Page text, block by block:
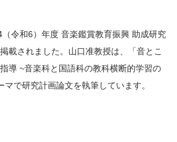
令和6）年度 音楽鑑賞教育振興 助成研究
載されました。山口准教授は、「音とこ
導 ~音楽科と国語科の教科横断的学習の
で研究計画論文を執筆しています。